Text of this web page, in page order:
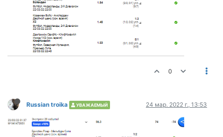
0
Russian troika УВАЖАЕМЫЙ 24 мар. 2022 г., 13:53